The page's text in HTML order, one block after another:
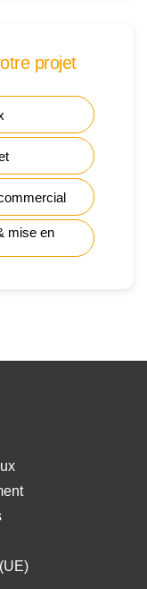
projet
mise en